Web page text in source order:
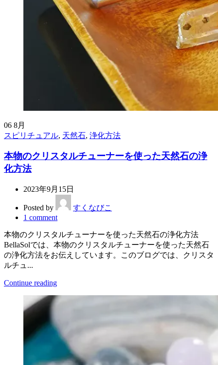
06 8月
スピリチュアル, 天然石, 浄化方法
本物のクリスタルチューナーを使った天然石の浄
化方法
2023年9月15日
Posted by
すくなびこ
1 comment
本物のクリスタルチューナーを使った天然石の浄化方法
BellaSolでは、本物のクリスタルチューナーを使った天然石
の浄化方法をお伝えしています。このブログでは、クリスタ
ルチュ...
Continue reading